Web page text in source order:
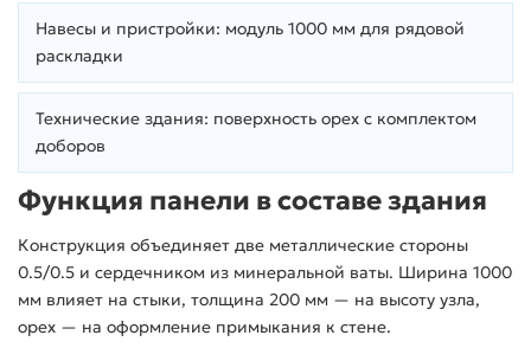
Навесы и пристройки: модуль 1000 мм для рядовой
раскладки
Технические здания: поверхность орех с комплектом
доборов
Функция панели в составе здания
Конструкция объединяет две металлические стороны
0.5/0.5 и сердечником из минеральной ваты. Ширина 1000
мм влияет на стыки, толщина 200 мм — на высоту узла,
орех — на оформление примыкания к стене.